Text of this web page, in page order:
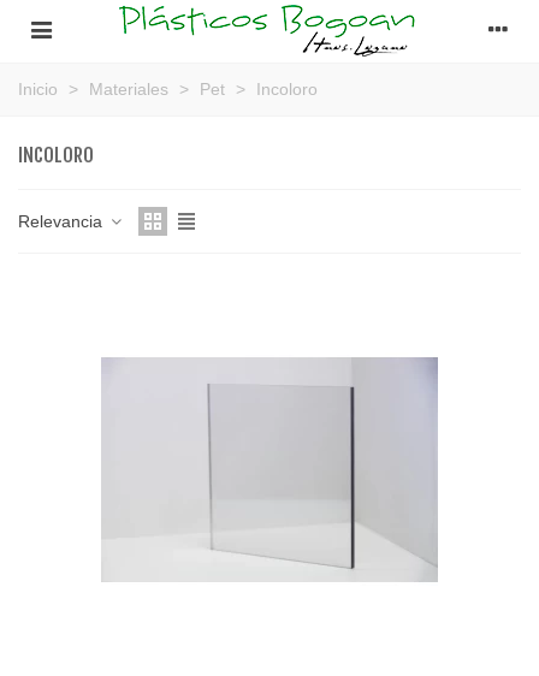
Inicio > Materiales > Pet > Incoloro
INCOLORO
Relevancia